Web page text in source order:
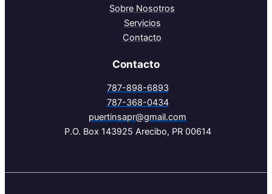
Sobre Nosotros
Servicios
Contacto
Contacto
787-898-6893
787-368-0434
puertinsapr@gmail.com
P.O. Box 143925 Arecibo, PR 00614